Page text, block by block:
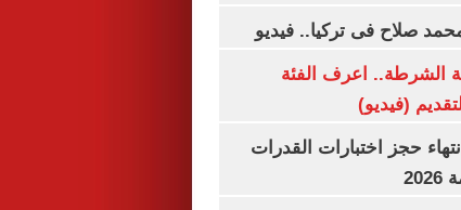
صلاح فى تركيا.. فيديو
الشرطة.. اعرف الفئة
(فيديو)
حجز اختبارات القدرات